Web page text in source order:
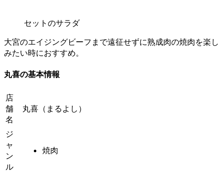
セットのサラダ
大宮のエイジングビーフまで遠征せずに熟成肉の焼肉を楽し
みたい時におすすめ。
丸喜の基本情報
店
舗
名
丸喜（まるよし）
ジ
ャ
ン
ル
焼肉